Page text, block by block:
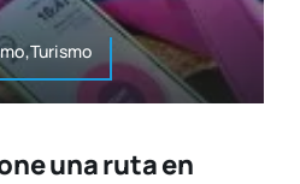
una ruta en